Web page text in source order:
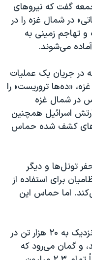
گفت که نیروهای
در شمال غزه را در
تهاجم زمینی به
می‌شوند.
در جریان یک عملیات
«ده‌ها تروریست» را
در شمال غزه
اسرائیل همچنین
کشف شده حماس
تونل‌ها و دیگر
برای استفاده از
اما حماس این
به گفته وزارت بهداشت فلسطینی، نزدیک به ۲۰ هزار تن در
و گمان می‌رود که